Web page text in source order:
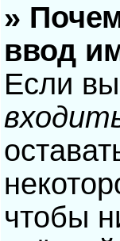
»
ввод
Если
чтобы